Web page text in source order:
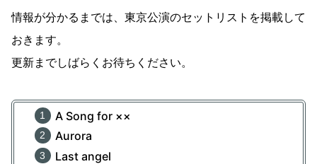
情報が分かるまでは、東京公演のセットリストを掲載して
おきます。
更新までしばらくお待ちください。
A Song for ××
Aurora
Last angel